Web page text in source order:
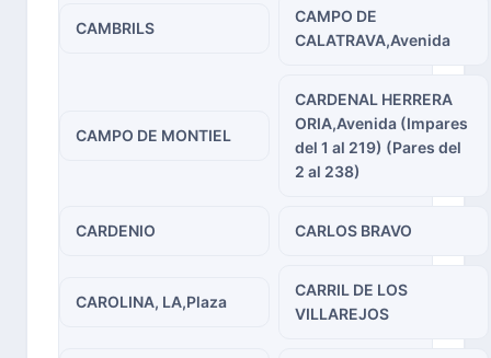
CAMBRILS
CAMPO DE
CALATRAVA,Avenida
CAMPO DE MONTIEL
CARDENAL HERRERA
ORIA,Avenida (Impares
del 1 al 219) (Pares del
2 al 238)
CARDENIO CARLOS BRAVO
CAROLINA, LA,Plaza
CARRIL DE LOS
VILLAREJOS